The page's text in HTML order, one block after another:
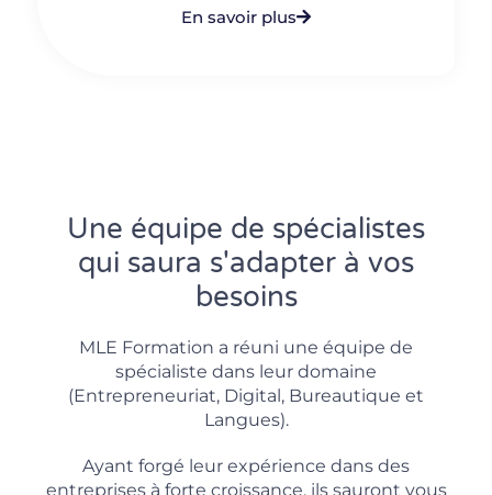
En savoir plus
Une équipe de spécialistes
qui saura s'adapter à vos
besoins
MLE Formation a réuni une équipe de
spécialiste dans leur domaine
(Entrepreneuriat, Digital, Bureautique et
Langues).
Ayant forgé leur expérience dans des
entreprises à forte croissance, ils sauront vous